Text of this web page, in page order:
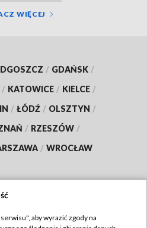
WIĘCEJ
/ GDAŃSK /
/ KATOWICE / KIELCE /
/ ŁÓDŹ / OLSZTYN /
/ RZESZÓW /
/ WROCŁAW
aby wyrazić zgody na